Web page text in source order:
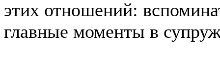
этих отношений:
главные моменты в